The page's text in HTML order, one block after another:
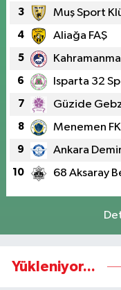
3 Muş Sport
4 Aliağa FAŞ
5
6 Isparta 32
7 Güzide
8 Menemen FK
9 Ankara
10 68 Aksaray
Yükleniyor...